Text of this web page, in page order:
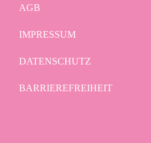
AGB
IMPRESSUM
DATENSCHUTZ
BARRIEREFREIHEIT